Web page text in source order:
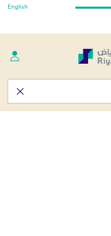
الإعلامي English